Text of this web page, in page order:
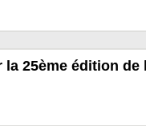
25ème édition de